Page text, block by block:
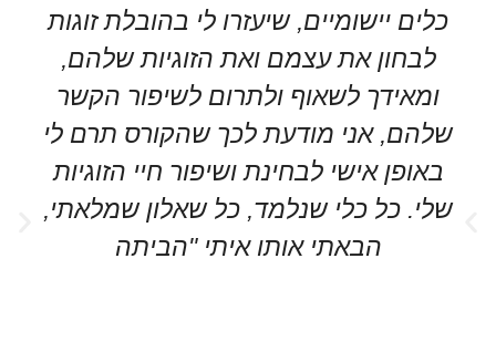
כלים יישומיים, שיעזרו לי בהובלת זוגות
לבחון את עצמם ואת הזוגיות שלהם,
ומאידך לשאוף ולתרום לשיפור הקשר
שלהם, אני מודעת לכך שהקורס תרם לי
באופן אישי לבחינת ושיפור חיי הזוגיות
שלי. כל כלי שנלמד, כל שאלון שמלאתי,
הבאתי אותו איתי "הביתה